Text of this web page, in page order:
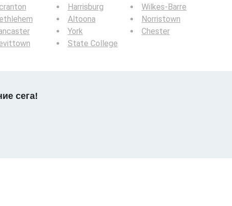
Harrisburg
Altoona
York
State College
Wilkes-Barre
Norristown
Chester
сега!